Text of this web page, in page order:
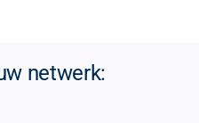
netwerk: